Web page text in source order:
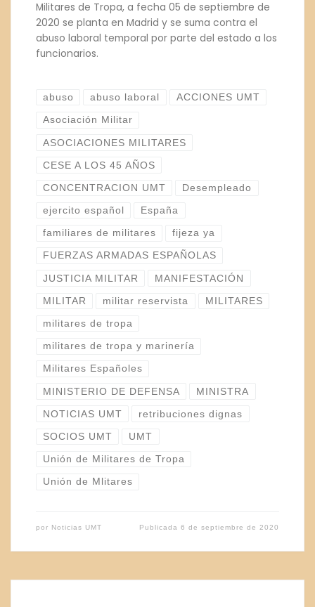
Militares de Tropa, a fecha 05 de septiembre de
2020 se planta en Madrid y se suma contra el
abuso laboral temporal por parte del estado a los
funcionarios.
abuso abuso laboral ACCIONES UMT
Asociación Militar
ASOCIACIONES MILITARES
CESE A LOS 45 AÑOS
CONCENTRACION UMT Desempleado
ejercito español España
familiares de militares fijeza ya
FUERZAS ARMADAS ESPAÑOLAS
JUSTICIA MILITAR MANIFESTACIÓN
MILITAR militar reservista MILITARES
militares de tropa
militares de tropa y marinería
Militares Españoles
MINISTERIO DE DEFENSA MINISTRA
NOTICIAS UMT retribuciones dignas
SOCIOS UMT UMT
Unión de Militares de Tropa
Unión de Mlitares
por Noticias UMT Publicada6 de septiembre de 2020